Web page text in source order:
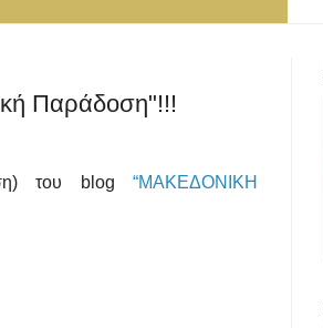
Παράδοση"!!!
του blog“ΜΑΚΕΔΟΝΙΚΗ